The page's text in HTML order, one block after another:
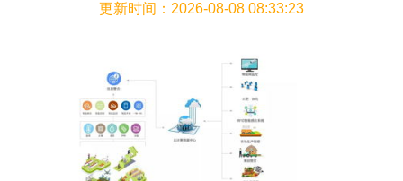
更新时间：2026-08-08 08:33:23